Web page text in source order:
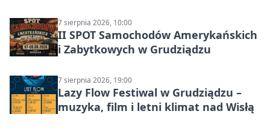
7 sierpnia 2026, 10:00
II SPOT Samochodów Amerykańskich
i Zabytkowych w Grudziądzu
7 sierpnia 2026, 19:00
Lazy Flow Festiwal w Grudziądzu –
muzyka, film i letni klimat nad Wisłą